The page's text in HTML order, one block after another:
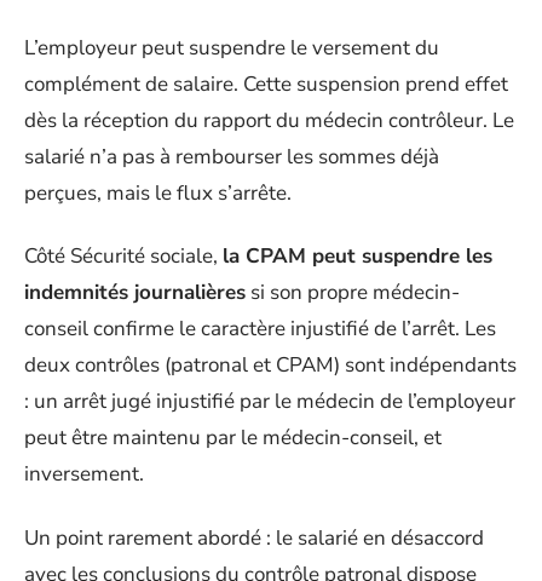
L’employeur peut suspendre le versement du
complément de salaire. Cette suspension prend effet
dès la réception du rapport du médecin contrôleur. Le
salarié n’a pas à rembourser les sommes déjà
perçues, mais le flux s’arrête.
Côté Sécurité sociale, la CPAM peut suspendre les
indemnités journalières si son propre médecin-
conseil confirme le caractère injustifié de l’arrêt. Les
deux contrôles (patronal et CPAM) sont indépendants
: un arrêt jugé injustifié par le médecin de l’employeur
peut être maintenu par le médecin-conseil, et
inversement.
Un point rarement abordé : le salarié en désaccord
avec les conclusions du contrôle patronal dispose